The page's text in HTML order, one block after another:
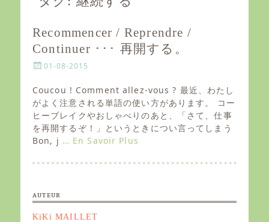
Recommencer / Reprendre /
Continuer ･･･ 再開する。
P
s
t
e
d
o
n
01-08-2015
Coucou ! Comment allez-vous ? 最近、わたし
がよく注意される単語の使い方があります。 コー
ヒーブレイクやおしゃべりのあと、「さて、仕事
を再開するぞ！」というときについ言ってしまう
Bon, j … En Savoir Plus
AUTEUR
KiKi MAILLET